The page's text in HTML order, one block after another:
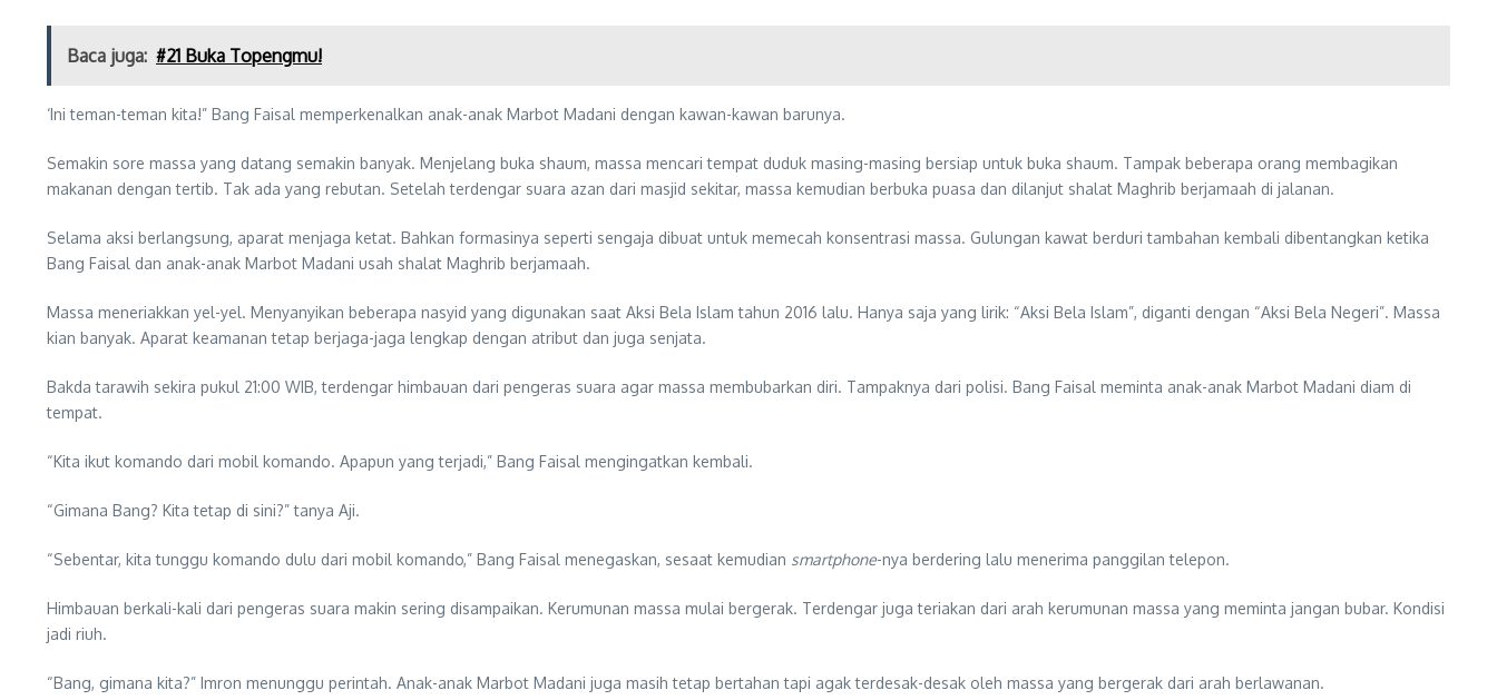
Baca juga: #21 Buka Topengmu!
‘Ini teman-teman kita!” Bang Faisal memperkenalkan anak-anak Marbot Madani dengan kawan-kawan barunya.
Semakin sore massa yang datang semakin banyak. Menjelang buka shaum, massa mencari tempat duduk masing-masing bersiap untuk buka shaum. Tampak beberapa orang membagikan
makanan dengan tertib. Tak ada yang rebutan. Setelah terdengar suara azan dari masjid sekitar, massa kemudian berbuka puasa dan dilanjut shalat Maghrib berjamaah di jalanan.
Selama aksi berlangsung, aparat menjaga ketat. Bahkan formasinya seperti sengaja dibuat untuk memecah konsentrasi massa. Gulungan kawat berduri tambahan kembali dibentangkan ketika
Bang Faisal dan anak-anak Marbot Madani usah shalat Maghrib berjamaah.
Massa meneriakkan yel-yel. Menyanyikan beberapa nasyid yang digunakan saat Aksi Bela Islam tahun 2016 lalu. Hanya saja yang lirik: “Aksi Bela Islam”, diganti dengan “Aksi Bela Negeri”. Massa
kian banyak. Aparat keamanan tetap berjaga-jaga lengkap dengan atribut dan juga senjata.
Bakda tarawih sekira pukul 21:00 WIB, terdengar himbauan dari pengeras suara agar massa membubarkan diri. Tampaknya dari polisi. Bang Faisal meminta anak-anak Marbot Madani diam di
tempat.
“Kita ikut komando dari mobil komando. Apapun yang terjadi,” Bang Faisal mengingatkan kembali.
“Gimana Bang? Kita tetap di sini?” tanya Aji.
“Sebentar, kita tunggu komando dulu dari mobil komando,” Bang Faisal menegaskan, sesaat kemudian smartphone-nya berdering lalu menerima panggilan telepon.
Himbauan berkali-kali dari pengeras suara makin sering disampaikan. Kerumunan massa mulai bergerak. Terdengar juga teriakan dari arah kerumunan massa yang meminta jangan bubar. Kondisi
jadi riuh.
“Bang, gimana kita?” Imron menunggu perintah. Anak-anak Marbot Madani juga masih tetap bertahan tapi agak terdesak-desak oleh massa yang bergerak dari arah berlawanan.